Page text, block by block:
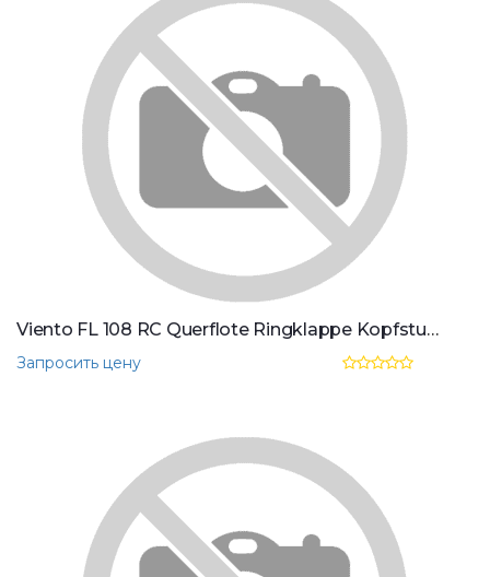
Viento FL 108 RC Querflote Ringklappe Kopfstuck gerade u. gebogen
Запросить цену